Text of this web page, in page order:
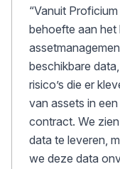
“Vanuit
behoefte aan
beschikbare
risico’s die er
van assets in
contract. We
data te leveren,
we deze data